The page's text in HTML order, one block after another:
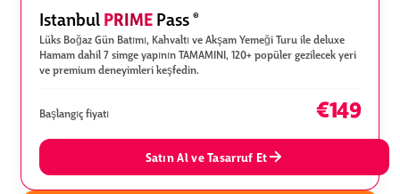
IstanbulPRIMEPass ®
Lüks Boğaz Gün Batımı, Kahvaltı ve Akşam Yemeği Turu ile deluxe
Hamam dahil 7 simge yapının TAMAMINI, 120+ popüler gezilecek yeri
ve premium deneyimleri keşfedin.
Başlangıç fiyatı €149
Satın Al ve Tasarruf Et